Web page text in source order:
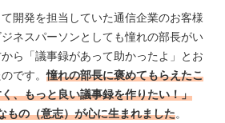
開発を担当していた通信企業のお客様
ネスパーソンとしても憧れの部長がい
ら「議事録があって助かったよ」とお
です。憧れの部長に褒めてもらえたこ
、もっと良い議事録を作りたい！」
もの（意志）が心に生まれました。